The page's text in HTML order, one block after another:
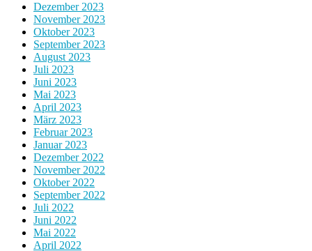
Dezember 2023
November 2023
Oktober 2023
September 2023
August 2023
Juli 2023
Juni 2023
Mai 2023
April 2023
März 2023
Februar 2023
Januar 2023
Dezember 2022
November 2022
Oktober 2022
September 2022
Juli 2022
Juni 2022
Mai 2022
April 2022